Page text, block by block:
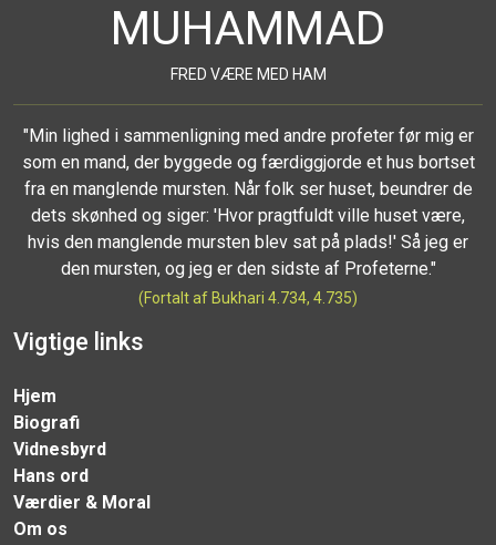
MUHAMMAD
FRED VÆRE MED HAM
"Min lighed i sammenligning med andre profeter før mig er
som en mand, der byggede og færdiggjorde et hus bortset
fra en manglende mursten. Når folk ser huset, beundrer de
dets skønhed og siger: 'Hvor pragtfuldt ville huset være,
hvis den manglende mursten blev sat på plads!' Så jeg er
den mursten, og jeg er den sidste af Profeterne."
(Fortalt af Bukhari 4.734, 4.735)
Vigtige links
Hjem
Biografi
Vidnesbyrd
Hans ord
Værdier & Moral
Om os